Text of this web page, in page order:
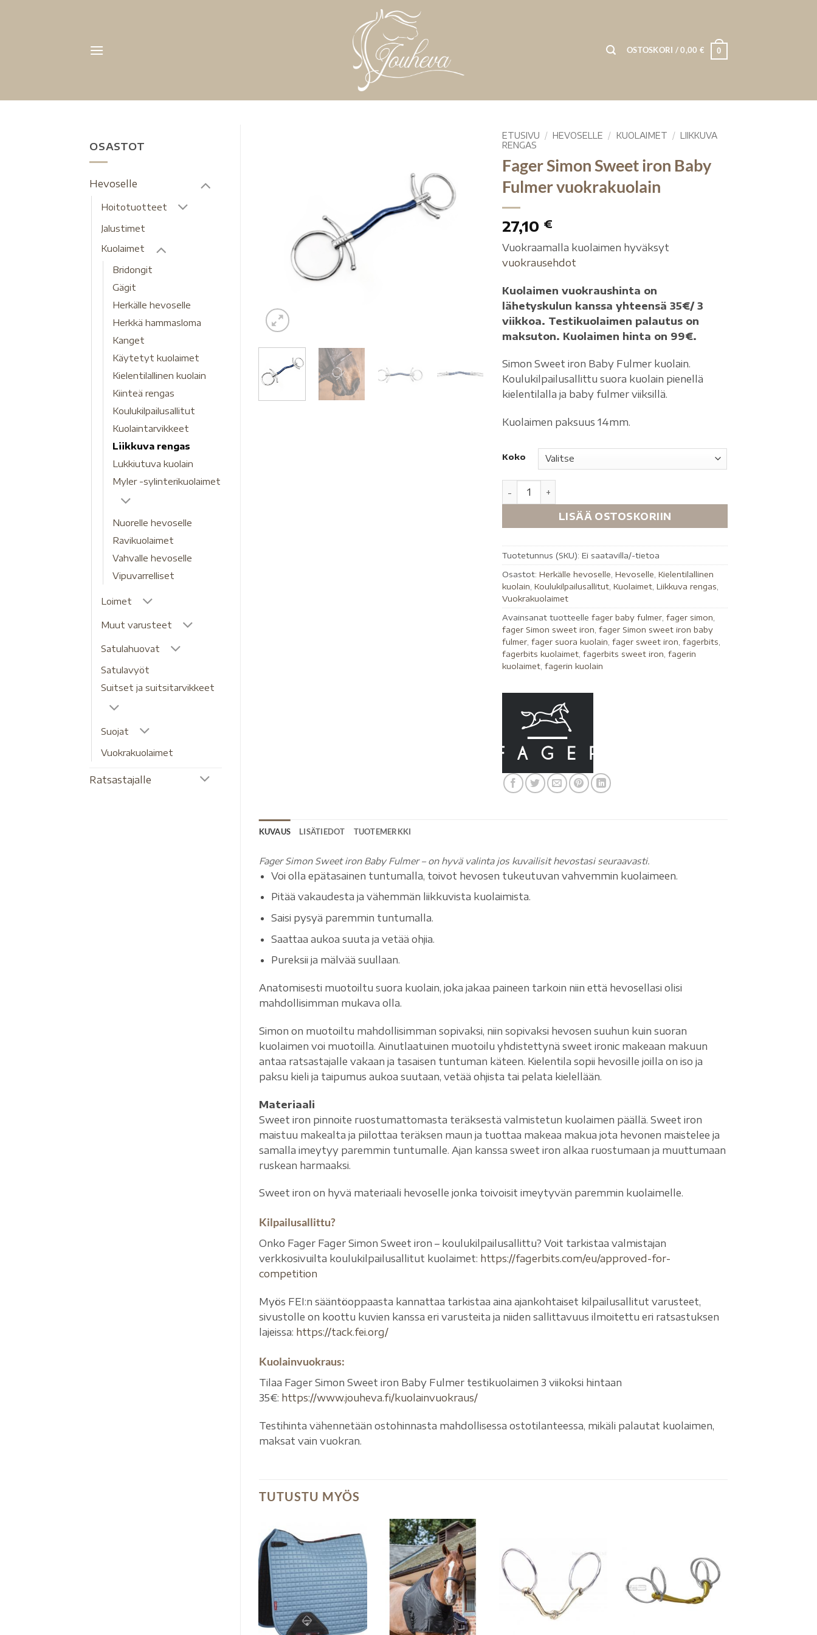
OSTOSKORI /0,00 € 0
OSASTOT
Hevoselle
Hoitotuotteet
Jalustimet
Kuolaimet
Bridongit
Gägit
Herkälle hevoselle
Herkkä hammasloma
Kanget
Käytetyt kuolaimet
Kielentilallinen kuolain
Kiinteä rengas
Koulukilpailusallitut
Kuolaintarvikkeet
Liikkuva rengas
Lukkiutuva kuolain
Myler -sylinterikuolaimet
Nuorelle hevoselle
Ravikuolaimet
Vahvalle hevoselle
Vipuvarrelliset
Loimet
Muut varusteet
Satulahuovat
Satulavyöt
Suitset ja suitsitarvikkeet
Suojat
Vuokrakuolaimet
Ratsastajalle
ETUSIVU / HEVOSELLE / KUOLAIMET / LIIKKUVA
RENGAS
Fager Simon Sweet iron Baby
Fulmer vuokrakuolain
27,10 €
Vuokraamalla kuolaimen hyväksyt
vuokrausehdot
Kuolaimen vuokraushinta on
lähetyskulun kanssa yhteensä 35€/ 3
viikkoa. Testikuolaimen palautus on
maksuton. Kuolaimen hinta on 99€.
Simon Sweet iron Baby Fulmer kuolain.
Koulukilpailusallittu suora kuolain pienellä
kielentilalla ja baby fulmer viiksillä.
Kuolaimen paksuus 14mm.
Koko
LISÄÄ OSTOSKORIIN
Tuotetunnus (SKU): Ei saatavilla/-tietoa
Osastot:Herkälle hevoselle ,Hevoselle ,Kielentilallinen
kuolain ,Koulukilpailusallitut ,Kuolaimet ,Liikkuva rengas
Vuokrakuolaimet
Avainsanat tuotteellefager baby fulmer ,fager simon
fager Simon sweet iron ,fager Simon sweet iron baby
fulmer ,fager suora kuolain ,fager sweet iron ,fagerbits
fagerbits kuolaimet ,fagerbits sweet iron ,fagerin
kuolaimet ,fagerin kuolain
KUVAUS LISÄTIEDOT TUOTEMERKKI
FagerSimon Sweet iron Baby Fulmer – on hyvä valinta jos kuvailisit hevostasi seuraavasti.
Voi olla epätasainen tuntumalla, toivot hevosen tukeutuvan vahvemmin kuolaimeen.
Pitää vakaudesta ja vähemmän liikkuvista kuolaimista.
Saisi pysyä paremmin tuntumalla.
Saattaa aukoa suuta ja vetää ohjia.
Pureksii ja mälvää suullaan.
Anatomisesti muotoiltu suora kuolain, joka jakaa paineen tarkoin niin että hevosellasi olisi
mahdollisimman mukava olla.
Simon on muotoiltu mahdollisimman sopivaksi, niin sopivaksi hevosen suuhun kuin suoran
kuolaimen voi muotoilla. Ainutlaatuinen muotoilu yhdistettynä sweet ironic makeaan makuun
antaa ratsastajalle vakaan ja tasaisen tuntuman käteen. Kielentila sopii hevosille joilla on iso ja
paksu kieli ja taipumus aukoa suutaan, vetää ohjista tai pelata kielellään.
Materiaali
Sweet iron pinnoite ruostumattomasta teräksestä valmistetun kuolaimen päällä. Sweet iron
maistuu makealta ja piilottaa teräksen maun ja tuottaa makeaa makua jota hevonen maistelee ja
samalla imeytyy paremmin tuntumalle. Ajan kanssa sweet iron alkaa ruostumaan ja muuttumaan
ruskean harmaaksi.
Sweet iron on hyvä materiaali hevoselle jonka toivoisit imeytyvän paremmin kuolaimelle.
Kilpailusallittu?
Onko Fager Fager Simon Sweet iron – koulukilpailusallittu? Voit tarkistaa valmistajan
verkkosivuilta koulukilpailusallitut kuolaimet: https://fagerbits.com/eu/approved-for-
competition
Myös FEI:n sääntöoppaasta kannattaa tarkistaa aina ajankohtaiset kilpailusallitut varusteet,
sivustolle on koottu kuvien kanssa eri varusteita ja niiden sallittavuus ilmoitettu eri ratsastuksen
lajeissa: https://tack.fei.org/
Kuolainvuokraus:
Tilaa Fager Simon Sweet iron Baby Fulmer testikuolaimen 3 viikoksi hintaan
35€: https://www.jouheva.fi/kuolainvuokraus/
Testihinta vähennetään ostohinnasta mahdollisessa ostotilanteessa, mikäli palautat kuolaimen,
maksat vain vuokran.
TUTUSTU MYÖS